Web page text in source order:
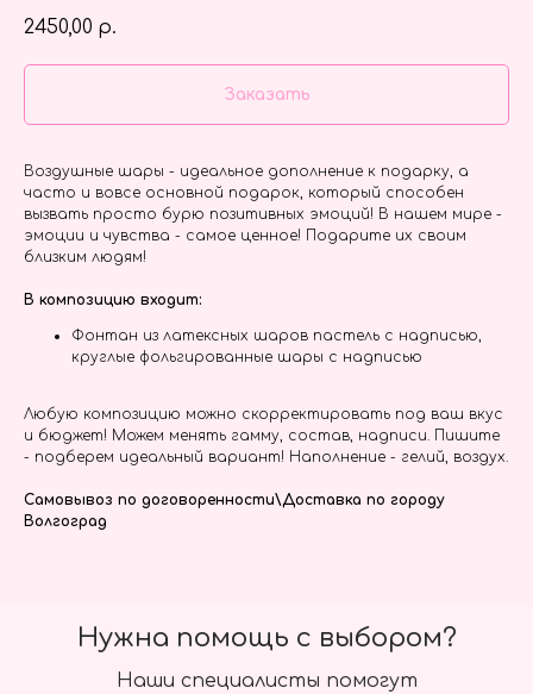
2450,00 р.
Заказать
Воздушные шары - идеальное дополнение к подарку, а
часто и вовсе основной подарок, который способен
вызвать просто бурю позитивных эмоций! В нашем мире -
эмоции и чувства - самое ценное! Подарите их своим
близким людям!
В композицию входит:
Фонтан из латексных шаров пастель с надписью,
круглые фольгированные шары с надписью
Любую композицию можно скорректировать под ваш вкус
и бюджет! Можем менять гамму, состав, надписи. Пишите
- подберем идеальный вариант! Наполнение - гелий, воздух.
Самовывоз по договоренности\Доставка по городу
Волгоград
Наши специалисты помогут
Нужна помощь с выбором?